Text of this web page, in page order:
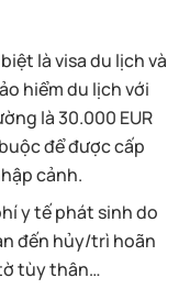
là visa du lịch và
hiểm du lịch với
là 30.000 EUR
để được cấp
cảnh.
y tế phát sinh do
đến hủy/trì hoãn
tùy thân…